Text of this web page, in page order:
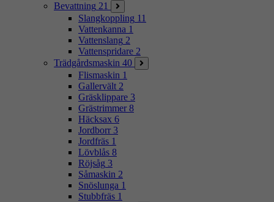
Bevattning 21
Slangkoppling 11
Vattenkanna 1
Vattenslang 2
Vattenspridare 2
Trädgårdsmaskin 40
Flismaskin 1
Gallervält 2
Gräsklippare 3
Grästrimmer 8
Häcksax 6
Jordborr 3
Jordfräs 1
Lövblås 8
Röjsåg 3
Såmaskin 2
Snöslunga 1
Stubbfräs 1